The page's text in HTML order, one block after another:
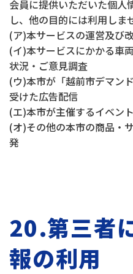
会員に提供いただいた個人
し、他の目的には利用しま
(ア)本サービスの運営及び
(イ)本サービスにかかる車
状況・ご意見調査
(ウ)本市が「越前市デマン
受けた広告配信
(エ)本市が主催するイベン
(オ)その他の本市の商品・
発
20.第三者
報の利用